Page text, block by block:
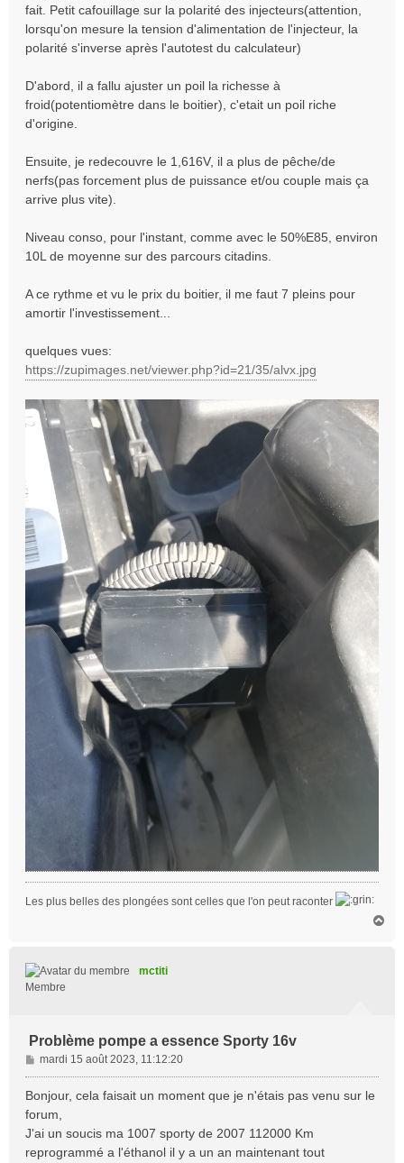
fait. Petit cafouillage sur la polarité des injecteurs(attention,
lorsqu'on mesure la tension d'alimentation de l'injecteur, la
polarité s'inverse après l'autotest du calculateur)
D'abord, il a fallu ajuster un poil la richesse à
froid(potentiomètre dans le boitier), c'etait un poil riche
d'origine.
Ensuite, je redecouvre le 1,616V, il a plus de pêche/de
nerfs(pas forcement plus de puissance et/ou couple mais ça
arrive plus vite).
Niveau conso, pour l'instant, comme avec le 50%E85, environ
10L de moyenne sur des parcours citadins.
A ce rythme et vu le prix du boitier, il me faut 7 pleins pour
amortir l'investissement...
quelques vues:
https://zupimages.net/viewer.php?id=21/35/alvx.jpg
Les plus belles des plongées sont celles que l'on peut raconter
mctiti
Membre
Problème pompe a essence Sporty 16v
M
e
s
g
e
mardi 15 août 2023, 11:12:20
Bonjour, cela faisait un moment que je n'étais pas venu sur le
forum,
J'ai un soucis ma 1007 sporty de 2007 112000 Km
reprogrammé a l'éthanol il y a un an maintenant tout